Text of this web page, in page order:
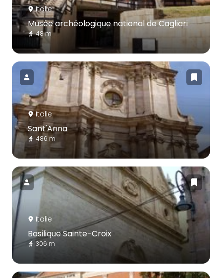
Italie
Musée archéologique national de Cagliari
48 m
Italie
Sant'Anna
486 m
Italie
Basilique Sainte-Croix
306 m